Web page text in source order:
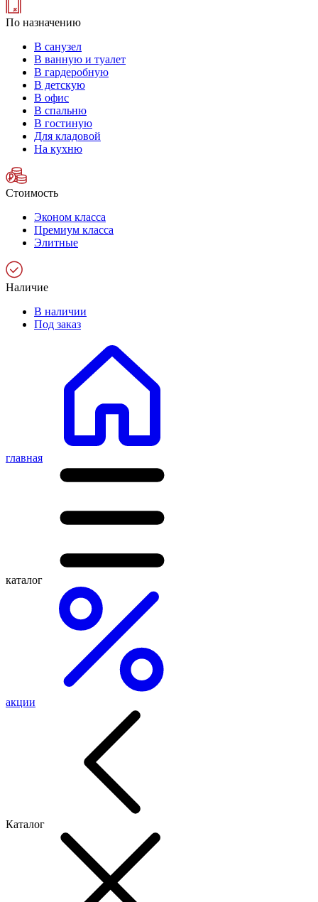
По назначению
В санузел
В ванную и туалет
В гардеробную
В детскую
В офис
В спальню
В гостиную
Для кладовой
На кухню
Стоимость
Эконом класса
Премиум класса
Элитные
Наличие
В наличии
Под заказ
главная
каталог
акции
Каталог